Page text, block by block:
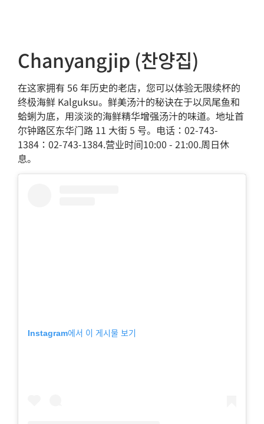
Chanyangjip (찬양집)
在这家拥有 56 年历史的老店，您可以体验无限续杯的
终极海鲜 Kalguksu。鲜美汤汁的秘诀在于以凤尾鱼和
蛤蜊为底，用淡淡的海鲜精华增强汤汁的味道。地址首
尔钟路区东华门路 11 大街 5 号。电话：02-743-
1384：02-743-1384.营业时间10:00 - 21:00.周日休
息。
Instagram에서 이 게시물 보기